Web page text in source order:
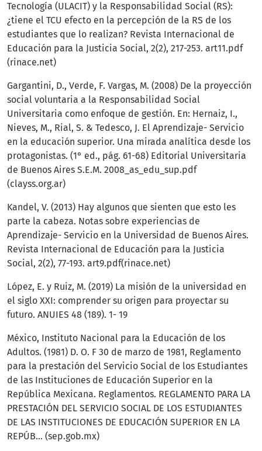
Tecnología (ULACIT) y la Responsabilidad Social (RS):
¿tiene el TCU efecto en la percepción de la RS de los
estudiantes que lo realizan? Revista Internacional de
Educación para la Justicia Social, 2(2), 217-253. art11.pdf
(rinace.net)
Gargantini, D., Verde, F. Vargas, M. (2008) De la proyección
social voluntaria a la Responsabilidad Social
Universitaria como enfoque de gestión. En: Hernaiz, I.,
Nieves, M., Rial, S. & Tedesco, J. El Aprendizaje- Servicio
en la educación superior. Una mirada analítica desde los
protagonistas. (1° ed., pág. 61-68) Editorial Universitaria
de Buenos Aires S.E.M. 2008_as_edu_sup.pdf
(clayss.org.ar)
Kandel, V. (2013) Hay algunos que sienten que esto les
parte la cabeza. Notas sobre experiencias de
Aprendizaje- Servicio en la Universidad de Buenos Aires.
Revista Internacional de Educación para la Justicia
Social, 2(2), 77-193. art9.pdf(rinace.net)
López, E. y Ruiz, M. (2019) La misión de la universidad en
el siglo XXI: comprender su origen para proyectar su
futuro. ANUIES 48 (189). 1- 19
México, Instituto Nacional para la Educación de los
Adultos. (1981) D. O. F 30 de marzo de 1981, Reglamento
para la prestación del Servicio Social de los Estudiantes
de las Instituciones de Educación Superior en la
República Mexicana. Reglamentos. REGLAMENTO PARA LA
PRESTACIÓN DEL SERVICIO SOCIAL DE LOS ESTUDIANTES
DE LAS INSTITUCIONES DE EDUCACIÓN SUPERIOR EN LA
REPÚB... (sep.gob.mx)